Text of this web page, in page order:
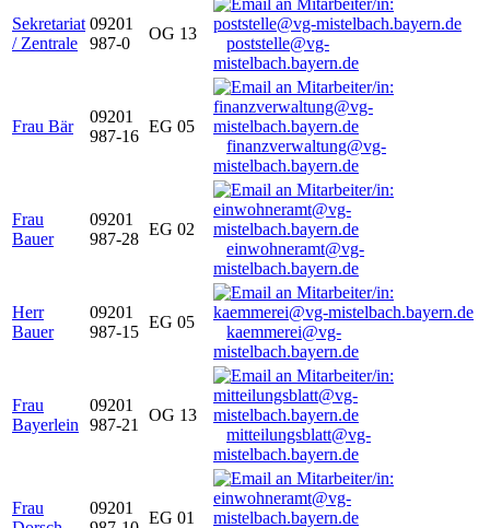
Sekretariat
/ Zentrale
09201
987-0
OG 13
poststelle@vg-
mistelbach.bayern.de
Frau Bär
09201
987-16
EG 05
finanzverwaltung@vg-
mistelbach.bayern.de
Frau
Bauer
09201
987-28
EG 02
einwohneramt@vg-
mistelbach.bayern.de
Herr
Bauer
09201
987-15
EG 05
kaemmerei@vg-
mistelbach.bayern.de
Frau
Bayerlein
09201
987-21
OG 13
mitteilungsblatt@vg-
mistelbach.bayern.de
Frau
09201
EG 01